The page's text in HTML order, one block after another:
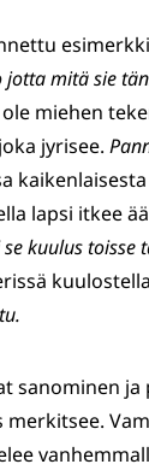
esimerkki
jotta mitä sie
ole miehen
jyrisee.
lapsi itkee
kuulus toisse
sanominen
merkitsee.